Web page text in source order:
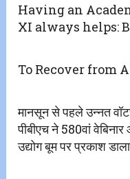
Having an
XI always helps:
To Recover from
मानसून से पहले उन्नत
पीबीएच ने 580वां
उद्योग बूम पर प्रकाश डाला